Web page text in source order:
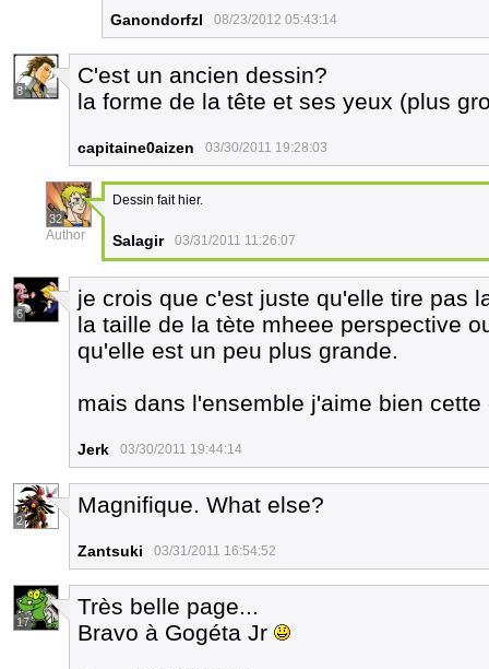
Ganondorfzl 08/23/2012 05:43:14
8
C'est un ancien dessin?
la forme de la tête et ses yeux (plus
capitaine0aizen 03/30/2011 19:28:03
32
Author
Dessin fait hier.
Salagir 03/31/2011 11:26:07
6
je crois que c'est juste qu'elle tire pas
la taille de la tète mheee perspective
qu'elle est un peu plus grande.
mais dans l'ensemble j'aime bien
Jerk 03/30/2011 19:44:14
2
Magnifique. What else?
Zantsuki 03/31/2011 16:54:52
17
Très belle page...
Bravo à Gogéta Jr